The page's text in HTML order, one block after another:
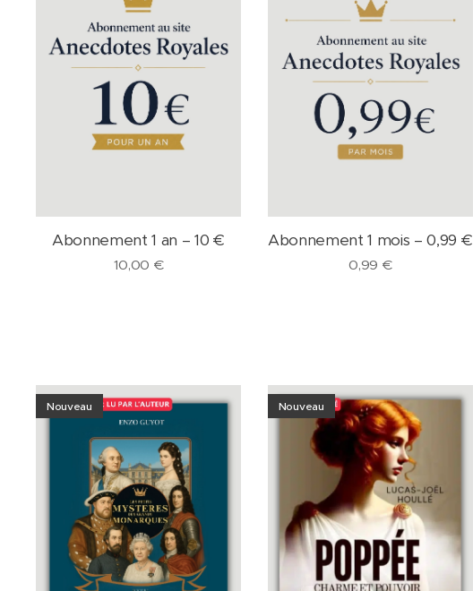
Abonnement 1 an – 10 €
10,00 €
Abonnement 1 mois – 0,99 €
0,99 €
Nouveau Nouveau